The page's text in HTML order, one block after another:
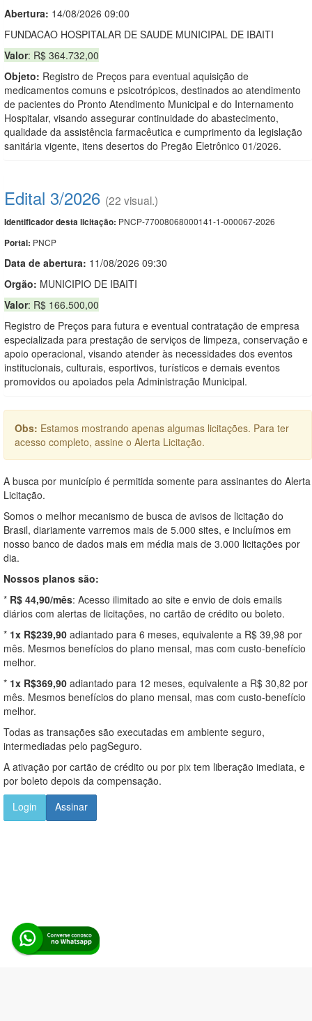
Abertura: 14/08/2026 09:00
FUNDACAO HOSPITALAR DE SAUDE MUNICIPAL DE IBAITI
Valor: R$ 364.732,00
Objeto: Registro de Preços para eventual aquisição de
medicamentos comuns e psicotrópicos, destinados ao atendimento
de pacientes do Pronto Atendimento Municipal e do Internamento
Hospitalar, visando assegurar continuidade do abastecimento,
qualidade da assistência farmacêutica e cumprimento da legislação
sanitária vigente, itens desertos do Pregão Eletrônico 01/2026.
Edital 3/2026 (22 visual.)
Identificador desta licitação: PNCP-77008068000141-1-000067-2026
Portal: PNCP
Data de abertura: 11/08/2026 09:30
Orgão: MUNICIPIO DE IBAITI
Valor: R$ 166.500,00
Registro de Preços para futura e eventual contratação de empresa
especializada para prestação de serviços de limpeza, conservação e
apoio operacional, visando atender às necessidades dos eventos
institucionais, culturais, esportivos, turísticos e demais eventos
promovidos ou apoiados pela Administração Municipal.
Obs: Estamos mostrando apenas algumas licitações. Para ter
acesso completo, assine o Alerta Licitação.
A busca por município é permitida somente para assinantes do Alerta
Licitação.
Somos o melhor mecanismo de busca de avisos de licitação do
Brasil, diariamente varremos mais de 5.000 sites, e incluímos em
nosso banco de dados mais em média mais de 3.000 licitações por
dia.
Nossos planos são:
* R$ 44,90/mês: Acesso ilimitado ao site e envio de dois emails
diários com alertas de licitações, no cartão de crédito ou boleto.
* 1x R$239,90 adiantado para 6 meses, equivalente a R$ 39,98 por
mês. Mesmos benefícios do plano mensal, mas com custo-benefício
melhor.
* 1x R$369,90 adiantado para 12 meses, equivalente a R$ 30,82 por
mês. Mesmos benefícios do plano mensal, mas com custo-benefício
melhor.
Todas as transações são executadas em ambiente seguro,
intermediadas pelo pagSeguro.
A ativação por cartão de crédito ou por pix tem liberação imediata, e
por boleto depois da compensação.
Login
Assinar